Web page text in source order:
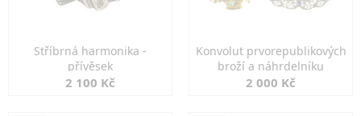
Stříbrná harmonika -
přívěsek
2 100 Kč
Konvolut prvorepublikových
broží a náhrdelníku
2 000 Kč